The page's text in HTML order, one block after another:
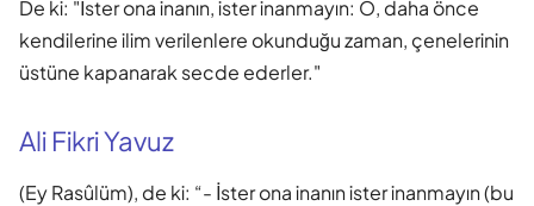
De ki: "İster ona inanın, ister inanmayın: O, daha önce
kendilerine ilim verilenlere okunduğu zaman, çenelerinin
üstüne kapanarak secde ederler."
Ali Fikri Yavuz
(Ey Rasûlüm), de ki: “- İster ona inanın ister inanmayın (bu